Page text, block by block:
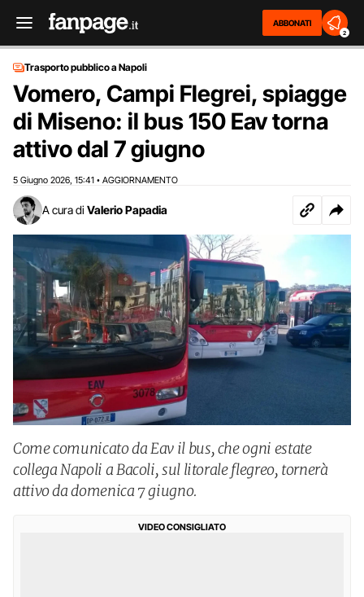
ABBONATI
2
Trasporto pubblico a Napoli
Vomero, Campi Flegrei, spiagge
di Miseno: il bus 150 Eav torna
attivo dal 7 giugno
5 Giugno 2026 15:41 • AGGIORNAMENTO
A cura di Valerio Papadia
Come comunicato da Eav il bus, che ogni estate
collega Napoli a Bacoli, sul litorale flegreo, tornerà
attivo da domenica 7 giugno.
VIDEO CONSIGLIATO